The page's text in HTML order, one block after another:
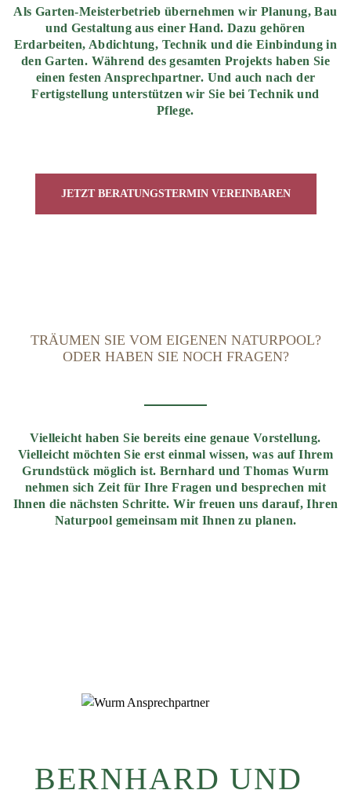
Als Garten-Meisterbetrieb übernehmen wir Planung, Bau
und Gestaltung aus einer Hand. Dazu gehören
Erdarbeiten, Abdichtung, Technik und die Einbindung in
den Garten. Während des gesamten Projekts haben Sie
einen festen Ansprechpartner. Und auch nach der
Fertigstellung unterstützen wir Sie bei Technik und
Pflege.
JETZT BERATUNGSTERMIN VEREINBAREN
TRÄUMEN SIE VOM EIGENEN NATURPOOL?
ODER HABEN SIE NOCH FRAGEN?
Vielleicht haben Sie bereits eine genaue Vorstellung.
Vielleicht möchten Sie erst einmal wissen, was auf Ihrem
Grundstück möglich ist. Bernhard und Thomas Wurm
nehmen sich Zeit für Ihre Fragen und besprechen mit
Ihnen die nächsten Schritte. Wir freuen uns darauf, Ihren
Naturpool gemeinsam mit Ihnen zu planen.
BERNHARD UND